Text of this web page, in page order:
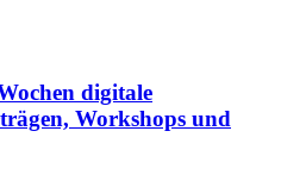
digitale
Workshops und